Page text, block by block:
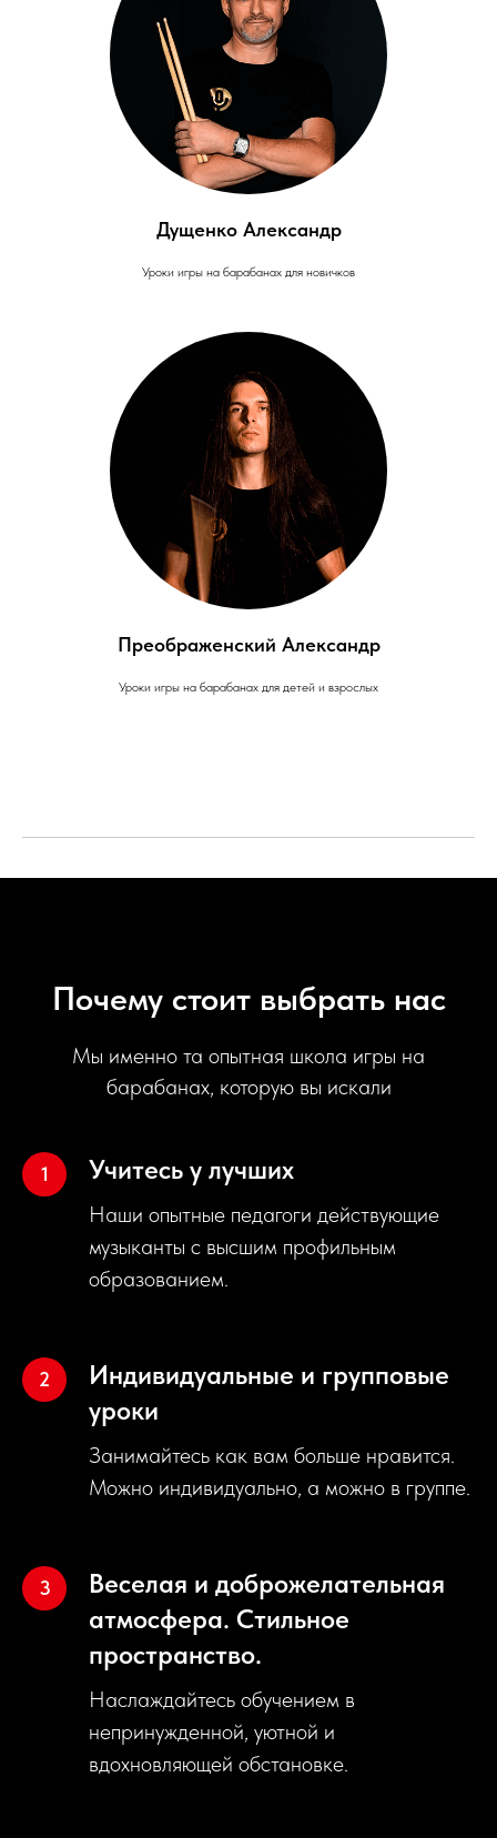
Дущенко Александр
Уроки игры на барабанах для новичков
Преображенский Александр
Уроки игры на барабанах для детей и взрослых
Почему стоит выбрать нас
Мы именно та опытная школа игры на
барабанах, которую вы искали
Учитесь у лучших
Наши опытные педагоги действующие
музыканты с высшим профильным
образованием.
Индивидуальные и групповые
уроки
Занимайтесь как вам больше нравится.
Можно индивидуально, а можно в группе.
Веселая и доброжелательная
атмосфера. Стильное
пространство.
Наслаждайтесь обучением в
непринужденной, уютной и
вдохновляющей обстановке.